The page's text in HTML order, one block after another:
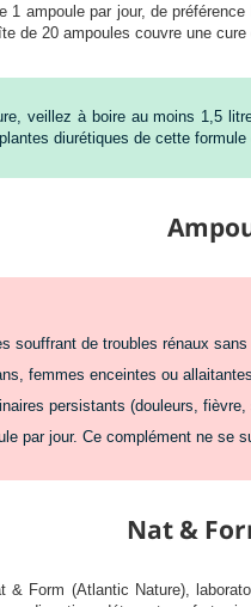
1 ampoule par jour, de
de 20 ampoules couvre une cure
veillez à boire au moins 1,5
diurétiques de cette
souffrant de troubles rénaux
femmes enceintes ou
persistants (douleurs,
par jour. Ce complément ne se
Nat &
& Form (Atlantic Nature),